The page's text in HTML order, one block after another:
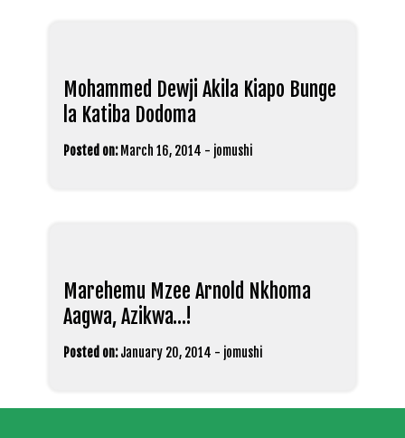
Mohammed Dewji Akila Kiapo Bunge
la Katiba Dodoma
Posted on: March 16, 2014 - jomushi
Marehemu Mzee Arnold Nkhoma
Aagwa, Azikwa…!
Posted on: January 20, 2014 - jomushi